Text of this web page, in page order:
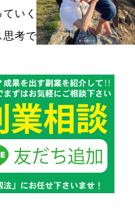
いくのだろうと不安
考で高所得を目指し